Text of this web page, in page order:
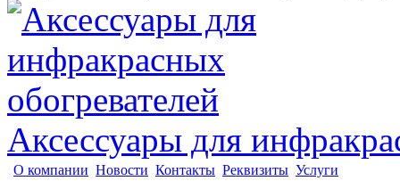
Аксессуары для
О компании Новости Контакты Реквизиты Услуги